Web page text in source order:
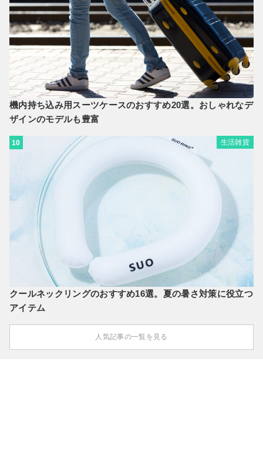
機内持ち込み用スーツケースのおすすめ20選。おしゃれなデ
ザインのモデルも豊富
10 生活雑貨
クールネックリングのおすすめ16選。夏の暑さ対策に役立つ
アイテム
人気記事の一覧を見る